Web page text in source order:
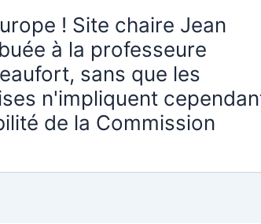
! Site chaire Jean
à la professeure
sans que les
n'impliquent
de la Commission